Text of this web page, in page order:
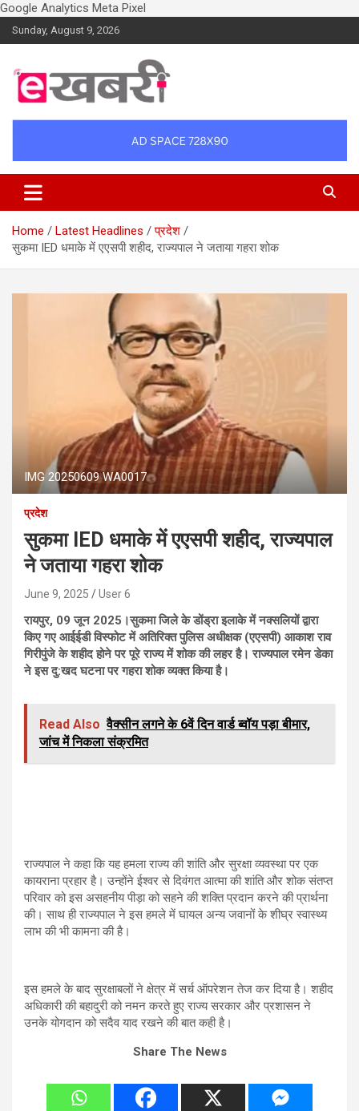
Google Analytics Meta Pixel
Skip
to
Sunday, August 9, 2026
Ekhabri.com
Home Latest Headlines
प्रदेश
सुकमा IED धमाके में एएसपी शहीद, राज्यपाल ने जताया गहरा शोक
IMG 20250609 WA0017
प्रदेश
सुकमा IED धमाके में एएसपी शहीद, राज्यपाल
ने जताया गहरा शोक
June 9, 2025 User 6
रायपुर, 09 जून 2025।सुकमा जिले के डोंड्रा इलाके में नक्सलियों द्वारा
किए गए आईईडी विस्फोट में अतिरिक्त पुलिस अधीक्षक (एएसपी) आकाश राव
गिरीपुंजे के शहीद होने पर पूरे राज्य में शोक की लहर है। राज्यपाल रमेन डेका
ने इस दु:खद घटना पर गहरा शोक व्यक्त किया है।
Read Also वैक्सीन लगने के 6वें दिन वार्ड ब्वॉय पड़ा बीमार,
जांच में निकला संक्रमित
राज्यपाल ने कहा कि यह हमला राज्य की शांति और सुरक्षा व्यवस्था पर एक
कायराना प्रहार है। उन्होंने ईश्वर से दिवंगत आत्मा की शांति और शोक संतप्त
परिवार को इस असहनीय पीड़ा को सहने की शक्ति प्रदान करने की प्रार्थना
की। साथ ही राज्यपाल ने इस हमले में घायल अन्य जवानों के शीघ्र स्वास्थ्य
लाभ की भी कामना की है।
इस हमले के बाद सुरक्षाबलों ने क्षेत्र में सर्च ऑपरेशन तेज कर दिया है। शहीद
अधिकारी की बहादुरी को नमन करते हुए राज्य सरकार और प्रशासन ने
उनके योगदान को सदैव याद रखने की बात कही है।
Share The News